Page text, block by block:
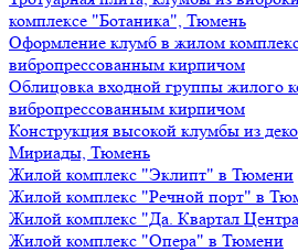
комплексе "Ботаника", Тюмень
Оформление клумб в жилом
вибропрессованным кирпичом
Облицовка входной группы жилого
вибропрессованным кирпичом
Конструкция высокой клумбы из
Мириады, Тюмень
Жилой комплекс "Эклипт" в Тюмени
Жилой комплекс "Речной порт" в
Жилой комплекс "Да. Квартал
Жилой комплекс "Опера" в Тюмени